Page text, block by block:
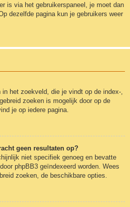
is via het gebruikerspaneel, je moet dan
dezelfde pagina kun je gebruikers weer
het zoekveld, die je vindt op de index-,
zoeken is mogelijk door op de
je op iedere pagina.
geen resultaten op?
niet specifiek genoeg en bevatte
phpBB3 geïndexeerd worden. Wees
zoeken, de beschikbare opties.